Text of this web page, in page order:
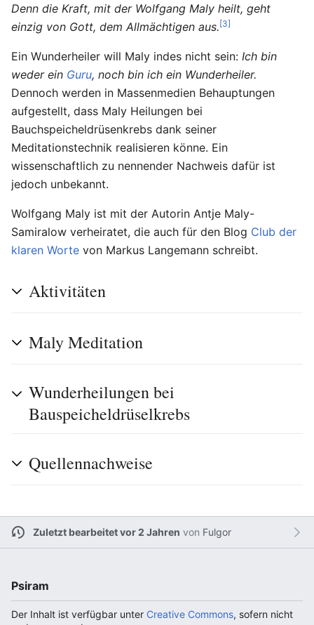
Denn die Kraft, mit der Wolfgang Maly heilt, geht
einzig von Gott, dem Allmächtigen aus.[3]
Ein Wunderheiler will Maly indes nicht sein: Ich bin
weder ein Guru, noch bin ich ein Wunderheiler.
Dennoch werden in Massenmedien Behauptungen
aufgestellt, dass Maly Heilungen bei
Bauchspeicheldrüsenkrebs dank seiner
Meditationstechnik realisieren könne. Ein
wissenschaftlich zu nennender Nachweis dafür ist
jedoch unbekannt.
Wolfgang Maly ist mit der Autorin Antje Maly-
Samiralow verheiratet, die auch für den Blog Club der
klaren Worte von Markus Langemann schreibt.
Aktivitäten
Maly Meditation
Wunderheilungen bei
Bauspeicheldrüselkrebs
Quellennachweise
Zuletzt bearbeitet vor 2 Jahren von Fulgor
Psiram
Der Inhalt ist verfügbar unter Creative Commons, sofern nicht